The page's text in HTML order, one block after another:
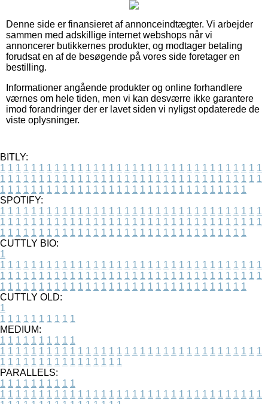
Denne side er finansieret af annonceindtægter. Vi arbejder
sammen med adskillige internet webshops når vi
annoncerer butikkernes produkter, og modtager betaling
forudsat en af de besøgende på vores side foretager en
bestilling.
Informationer angående produkter og online forhandlere
værnes om hele tiden, men vi kan desværre ikke garantere
imod forandringer der er lavet siden vi nyligst opdaterede de
viste oplysninger.
BITLY:
1 1 1 1 1 1 1 1 1 1 1 1 1 1 1 1 1 1 1 1 1 1 1 1 1 1 1 1 1 1 1 1 1 1
1 1 1 1 1 1 1 1 1 1 1 1 1 1 1 1 1 1 1 1 1 1 1 1 1 1 1 1 1 1 1 1 1 1
1 1 1 1 1 1 1 1 1 1 1 1 1 1 1 1 1 1 1 1 1 1 1 1 1 1 1 1 1 1 1 1
SPOTIFY:
1 1 1 1 1 1 1 1 1 1 1 1 1 1 1 1 1 1 1 1 1 1 1 1 1 1 1 1 1 1 1 1 1 1
1 1 1 1 1 1 1 1 1 1 1 1 1 1 1 1 1 1 1 1 1 1 1 1 1 1 1 1 1 1 1 1 1 1
1 1 1 1 1 1 1 1 1 1 1 1 1 1 1 1 1 1 1 1 1 1 1 1 1 1 1 1 1 1 1 1
CUTTLY BIO:
1
1 1 1 1 1 1 1 1 1 1 1 1 1 1 1 1 1 1 1 1 1 1 1 1 1 1 1 1 1 1 1 1 1 1
1 1 1 1 1 1 1 1 1 1 1 1 1 1 1 1 1 1 1 1 1 1 1 1 1 1 1 1 1 1 1 1 1 1
1 1 1 1 1 1 1 1 1 1 1 1 1 1 1 1 1 1 1 1 1 1 1 1 1 1 1 1 1 1 1 1
CUTTLY OLD:
1
1 1 1 1 1 1 1 1 1 1
MEDIUM:
1 1 1 1 1 1 1 1 1 1
1 1 1 1 1 1 1 1 1 1 1 1 1 1 1 1 1 1 1 1 1 1 1 1 1 1 1 1 1 1 1 1 1 1
1 1 1 1 1 1 1 1 1 1 1 1 1 1 1 1
PARALLELS:
1 1 1 1 1 1 1 1 1 1
1 1 1 1 1 1 1 1 1 1 1 1 1 1 1 1 1 1 1 1 1 1 1 1 1 1 1 1 1 1 1 1 1 1